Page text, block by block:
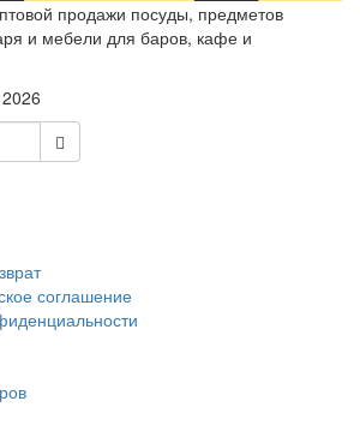
продажи посуды, предметов
и мебели для баров, кафе и
соглашение